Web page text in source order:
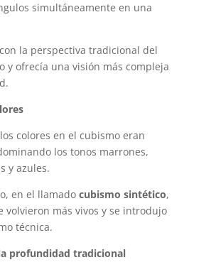
simultáneamente en una
la perspectiva tradicional del
y ofrecía una visión más compleja
colores en el cubismo eran
los tonos marrones,
y azules.
en el llamado cubismo sintético,
volvieron más vivos y se introdujo
técnica.
profundidad tradicional